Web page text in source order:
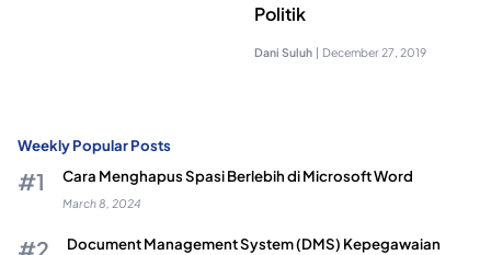
Politik
Dani Suluh | December 27, 2019
Weekly Popular Posts
Cara Menghapus Spasi Berlebih di Microsoft Word
March 8, 2024
Document Management System (DMS) Kepegawaian